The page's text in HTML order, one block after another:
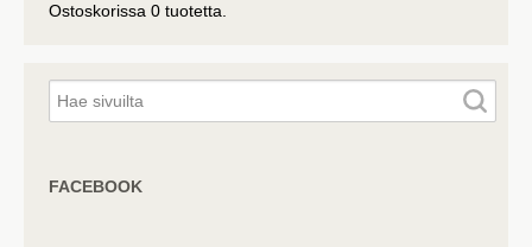
Ostoskorissa 0 tuotetta.
FACEBOOK